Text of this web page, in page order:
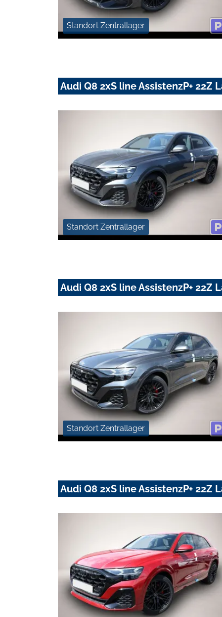
Standort Zentrallager
Audi Q8 2xS line AssistenzP+ 22Z
Standort Zentrallager
Audi Q8 2xS line AssistenzP+ 22Z
Standort Zentrallager
Audi Q8 2xS line AssistenzP+ 22Z